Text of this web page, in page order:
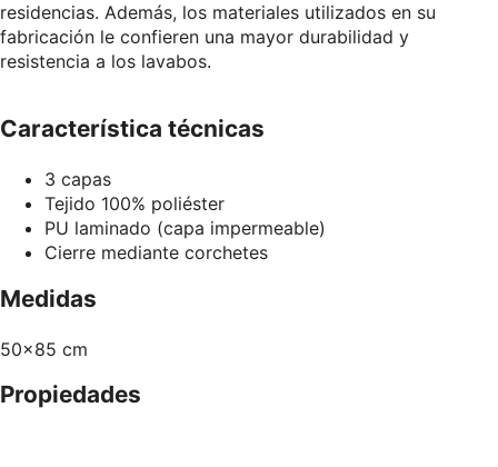
residencias. Además, los materiales utilizados en su
fabricación le confieren una mayor durabilidad y
resistencia a los lavabos.
Característica técnicas
3 capas
Tejido 100% poliéster
PU laminado (capa impermeable)
Cierre mediante corchetes
Medidas
50×85 cm
Propiedades